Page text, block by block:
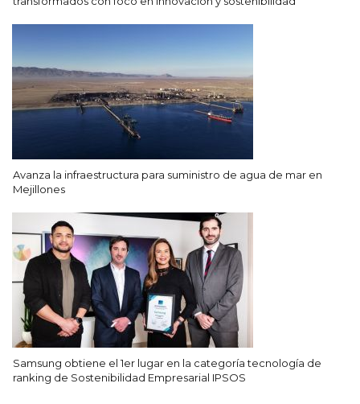
Avanza la infraestructura para suministro de agua de mar en
Mejillones
Samsung obtiene el 1er lugar en la categoría tecnología de
ranking de Sostenibilidad Empresarial IPSOS